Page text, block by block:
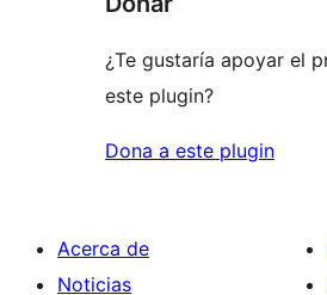
¿Te gustaría apoyar el
este plugin?
Dona a este plugin
Acerca de
Noticias